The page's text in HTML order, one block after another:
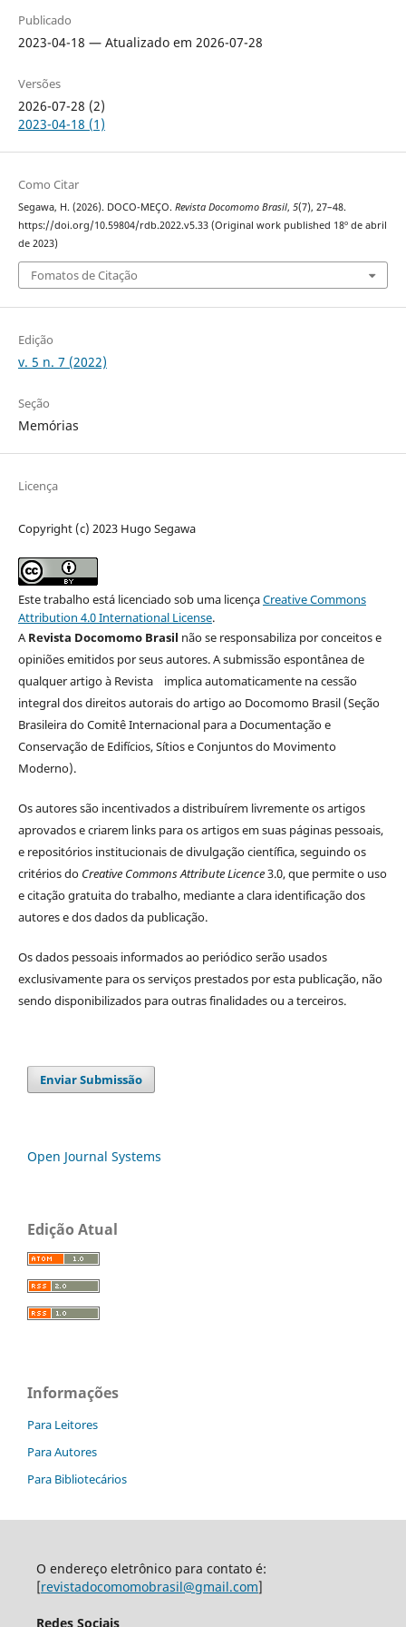
Publicado
2023-04-18 — Atualizado em 2026-07-28
Versões
2026-07-28 (2)
2023-04-18 (1)
Como Citar
Segawa, H. (2026). DOCO-MEÇO. Revista Docomomo Brasil, 5(7), 27–48.
https://doi.org/10.59804/rdb.2022.v5.33 (Original work published 18º de abril
de 2023)
Fomatos de Citação
Edição
v. 5 n. 7 (2022)
Seção
Memórias
Licença
Copyright (c) 2023 Hugo Segawa
Este trabalho está licenciado sob uma licençaCreative Commons
Attribution 4.0 International License.
ARevista Docomomo Brasil não se responsabiliza por conceitos e
opiniões emitidos por seus autores. A submissão espontânea de
qualquer artigo à Revista implica automaticamente na cessão
integral dos direitos autorais do artigo ao Docomomo Brasil (Seção
Brasileira do Comitê Internacional para a Documentação e
Conservação de Edifícios, Sítios e Conjuntos do Movimento
Moderno).
Os autores são incentivados a distribuírem livremente os artigos
aprovados e criarem links para os artigos em suas páginas pessoais,
e repositórios institucionais de divulgação científica, seguindo os
critérios do Creative Commons Attribute Licence3.0, que permite o uso
e citação gratuita do trabalho, mediante a clara identificação dos
autores e dos dados da publicação.
Os dados pessoais informados ao periódico serão usados
exclusivamente para os serviços prestados por esta publicação, não
sendo disponibilizados para outras finalidades ou a terceiros.
Enviar Submissão
Open Journal Systems
Edição Atual
Informações
Para Leitores
Para Autores
Para Bibliotecários
O endereço eletrônico para contato é:
[revistadocomomobrasil@gmail.com]
Redes Sociais